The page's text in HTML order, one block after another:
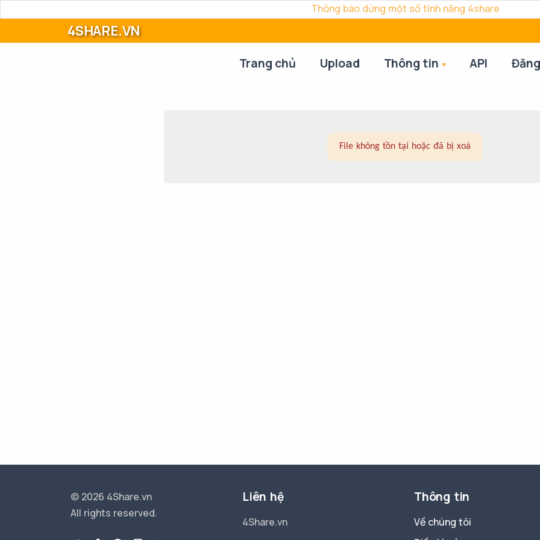
Thông báo dừng một số tính năng 4share
4SHARE.VN
Trang chủ Upload Thông tin API
File không tồn tại hoặc đã bị xoá
© 2026 4Share.vn
All rights reserved.
Liên hệ
4Share.vn
Thông tin
Về chúng tôi